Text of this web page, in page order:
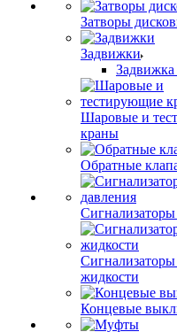
Затворы
Задвижки
Задвижка
Шаровые и
краны
Обратные
Сигнализаторы
жидкости
Концевые